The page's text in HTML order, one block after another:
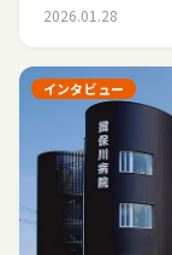
2026.01.28
インタビュー